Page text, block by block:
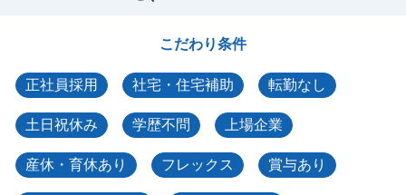
こだわり条件
正社員採用 社宅・住宅補助 転勤なし
土日祝休み 学歴不問 上場企業
産休・育休あり フレックス 賞与あり